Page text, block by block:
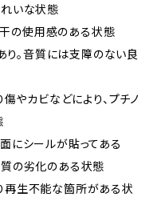
いな状態
の使用感のある状態
り。音質には支障のない良
やカビなどにより、プチノ
にシールが貼ってある
の劣化のある状態
再生不能な箇所がある状